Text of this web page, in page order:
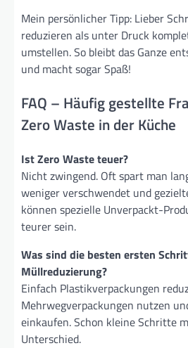
Mein persönlicher Tipp: Lieber
reduzieren als unter Druck
umstellen. So bleibt das Ganze
und macht sogar Spaß!
FAQ – Häufig gestellte
Zero Waste in der Küche
Ist Zero Waste teuer?
Nicht zwingend. Oft spart man
weniger verschwendet und
können spezielle Unverpackt-
teurer sein.
Was sind die besten ersten
Müllreduzierung?
Einfach Plastikverpackungen
Mehrwegverpackungen nutzen
einkaufen. Schon kleine Schritte
Unterschied.